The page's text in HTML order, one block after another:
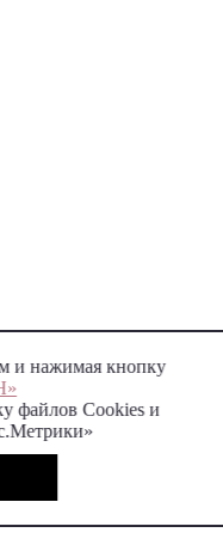
и нажимая кнопку
файлов Cookies и